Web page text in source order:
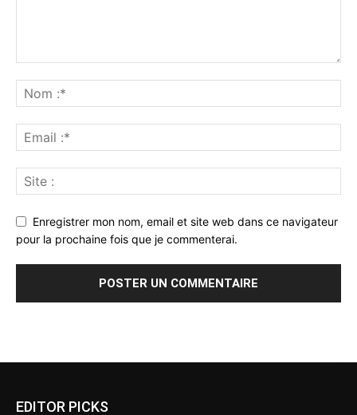
Enregistrer mon nom, email et site web dans ce navigateur
pour la prochaine fois que je commenterai.
EDITOR PICKS